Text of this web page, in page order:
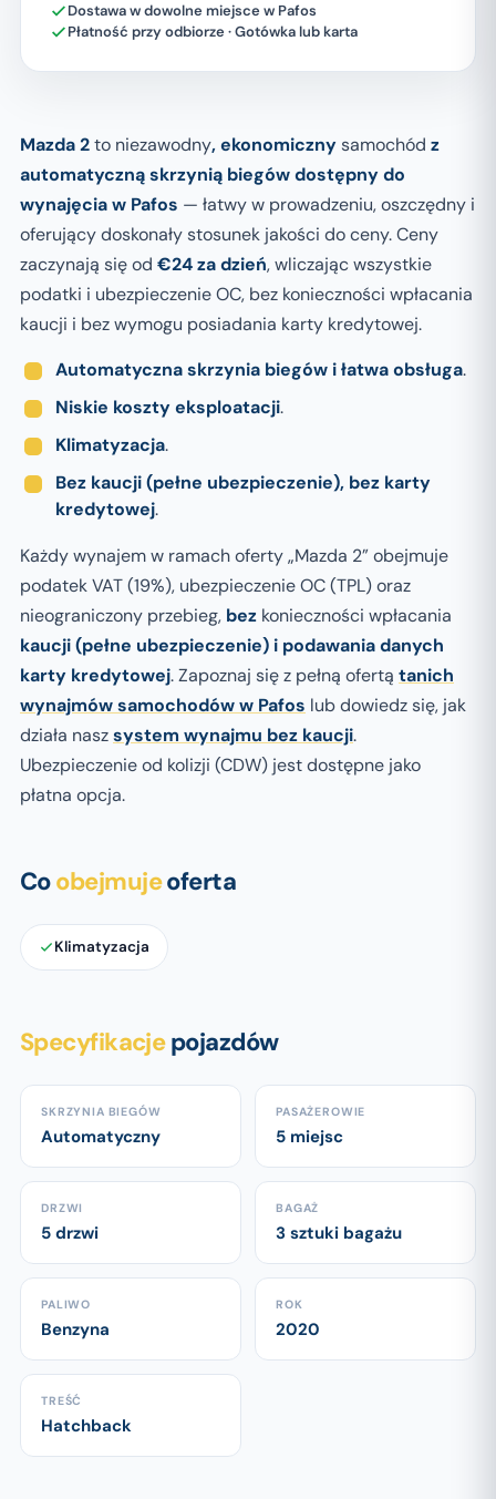
Dostawa w dowolne miejsce w Pafos
Płatność przy odbiorze · Gotówka lub karta
Mazda 2to niezawodny, ekonomicznysamochód z
automatyczną skrzynią biegów dostępny do
wynajęcia w Pafos — łatwy w prowadzeniu, oszczędny i
oferujący doskonały stosunek jakości do ceny. Ceny
zaczynają się od €24 za dzień, wliczając wszystkie
podatki i ubezpieczenie OC, bez konieczności wpłacania
kaucji i bez wymogu posiadania karty kredytowej.
Automatyczna skrzynia biegów i łatwa obsługa.
Niskie koszty eksploatacji.
Klimatyzacja.
Bez kaucji (pełne ubezpieczenie), bez karty
kredytowej.
Każdy wynajem w ramach oferty „Mazda 2” obejmuje
podatek VAT (19%), ubezpieczenie OC (TPL) oraz
nieograniczony przebieg, bez konieczności wpłacania
kaucji (pełne ubezpieczenie) i podawania danych
karty kredytowej. Zapoznaj się z pełną ofertą tanich
wynajmów samochodów w Pafos lub dowiedz się, jak
działa naszsystem wynajmu bez kaucji.
Ubezpieczenie od kolizji (CDW) jest dostępne jako
płatna opcja.
Coobejmujeoferta
Klimatyzacja
Specyfikacjepojazdów
SKRZYNIA BIEGÓW
Automatyczny
PASAŻEROWIE
5 miejsc
DRZWI
5 drzwi
BAGAŻ
3 sztuki bagażu
PALIWO
Benzyna
ROK
2020
TREŚĆ
Hatchback